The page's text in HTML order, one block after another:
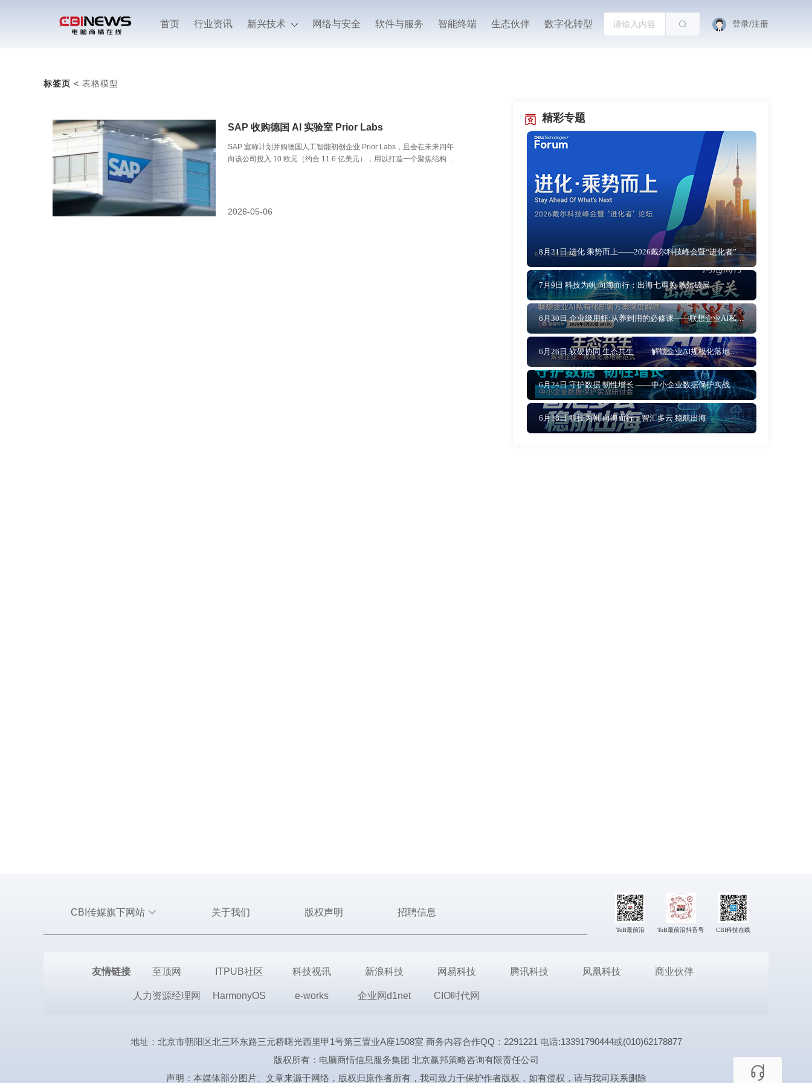
首页 行业资讯 新兴技术 网络与安全 软件与服务 智能终端 生态伙伴 数字化转型 登录/注册
标签页 < 表格模型
SAP 收购德国 AI 实验室 Prior Labs
SAP 宣称计划并购德国人工智能初创企业 Prior Labs，且会在未来四年
向该公司投入 10 欧元（约合 11.6 亿美元），用以打造一个聚焦结构化
2026-05-06
精彩专题
8月21日 进化 乘势而上——2026戴尔科技峰会暨“进化者”论坛
7月9日 科技为帆 向海而行：出海七重关 戴尔破局
6月30日 企业级用虾:从养到用的必修课——联想企业AI私有化部署方案深度解读
6月26日 软硬协同 生态共生 ——解锁企业AI规模化落地新范式
6月24日 守护数据 韧性增长 ——中小企业数据保护实战研讨会
6月18日 科技为帆 向海而行：智汇多云 稳航出海
CBI传媒旗下网站 关于我们 版权声明 招聘信息
ToB最前沿 ToB最前沿抖音号 CBI科技在线
友情链接 至顶网 ITPUB社区 科技视讯 新浪科技 网易科技 腾讯科技 凤凰科技 商业伙伴
人力资源经理网 HarmonyOS e-works 企业网d1net CIO时代网
地址：北京市朝阳区北三环东路三元桥曙光西里甲1号第三置业A座1508室 商务内容合作QQ：2291221 电话:13391790444或(010)62178877
版权所有：电脑商情信息服务集团 北京赢邦策略咨询有限责任公司
声明：本媒体部分图片、文章来源于网络，版权归原作者所有，我司致力于保护作者版权，如有侵权，请与我司联系删除